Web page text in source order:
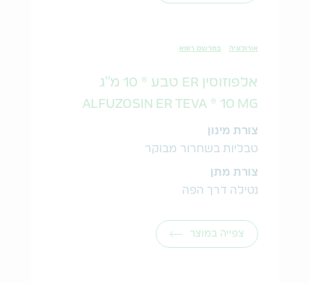
אורולוגיה במרשם רופא
אלפוזוסין ER טבע ® 10 מ"ג
ALFUZOSIN ER TEVA ® 10 MG
צורת מינון
טבליות בשחרור מבוקר
צורת מתן
נטילה דרך הפה
צפייה במוצר